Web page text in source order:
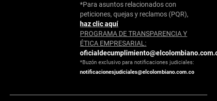
*Para asuntos relacionados con
peticiones, quejas y reclamos (PQR),
haz clic aquí
PROGRAMA DE TRANSPARENCIA Y
ÉTICA EMPRESARIAL:
*Buzón exclusivo para notificaciones judiciales:
notificacionesjudiciales@elcolombiano.com.co